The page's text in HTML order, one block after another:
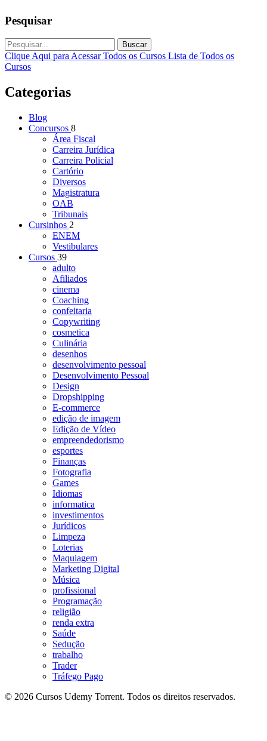
Pesquisar
Buscar
Clique Aqui para Acessar Todos os Cursos Lista de Todos os
Cursos
Categorias
Blog
Concursos 8
Área Fiscal
Carreira Jurídica
Carreira Policial
Cartório
Diversos
Magistratura
OAB
Tribunais
Cursinhos 2
ENEM
Vestibulares
Cursos 39
adulto
Afiliados
cinema
Coaching
confeitaria
Copywriting
cosmetica
Culinária
desenhos
desenvolvimento pessoal
Desenvolvimento Pessoal
Design
Dropshipping
E-commerce
edição de imagem
Edição de Vídeo
empreendedorismo
esportes
Finanças
Fotografia
Games
Idiomas
informatica
investimentos
Jurídicos
Limpeza
Loterias
Maquiagem
Marketing Digital
Música
profissional
Programação
religião
renda extra
Saúde
Sedução
trabalho
Trader
Tráfego Pago
© 2026 Cursos Udemy Torrent. Todos os direitos reservados.